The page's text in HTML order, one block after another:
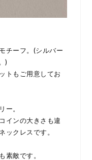
チーフ。(シルバー
)
トもご用意してお
ー。
インの大きさも違
ックレスです。
素敵です。